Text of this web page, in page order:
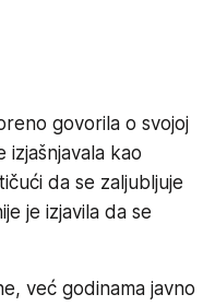
govorila o svojoj
izjašnjavala kao
da se zaljubljuje
je izjavila da se
već godinama javno